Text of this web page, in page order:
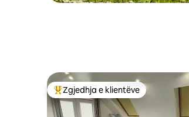
Më të mirat e zgjedhjeve të klientëve
Zgjedhja e klientëve